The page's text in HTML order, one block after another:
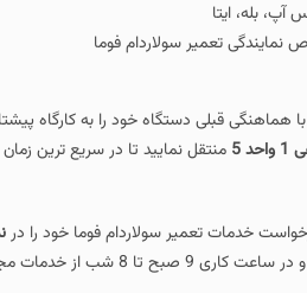
بله، ایتا
تعمیر سولاردام فوما
قبلی دستگاه خود را به کارگاه
5
منتقل نمایید تا در سریع ترین
خدمات تعمیر سولاردام فوما خود را در
مطرح نمایید و همچنین همه روزه با مراجعه